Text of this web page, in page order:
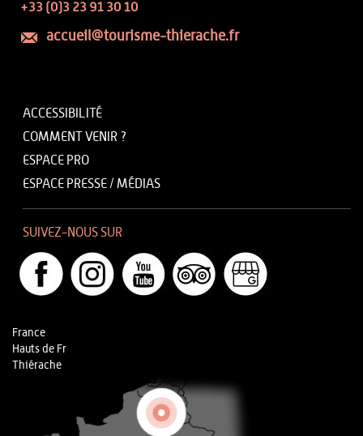
+33 (0)3 23 91 30 10
accueil@tourisme-thierache.fr
ACCESSIBILITÉ
COMMENT VENIR ?
ESPACE PRO
ESPACE PRESSE / MÉDIAS
SUIVEZ-NOUS SUR
France
Hauts de Fr
Thiérache